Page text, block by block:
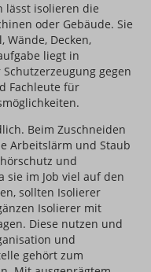
lässt isolieren die
oder Gebäude. Sie
Wände, Decken,
liegt in
gegen
Fachleute für
Beim Zuschneiden
Arbeitslärm und Staub
und
sie im Job viel auf den
sollten Isolierer
Isolierer mit
Diese nutzen und
und
gehört zum